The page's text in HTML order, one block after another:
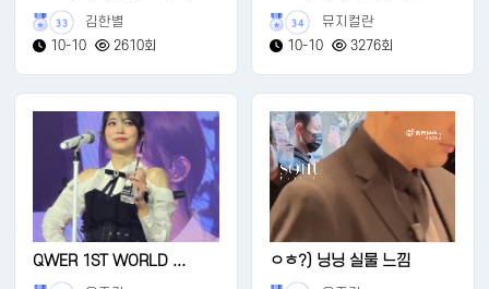
33
김한별
10-10
2610회
34
뮤지컬란
10-10
3276회
QWER 1ST WORLD ... ㅇㅎ?) 닝닝 실물 느낌